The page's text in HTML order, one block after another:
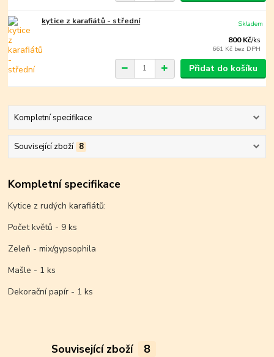
kytice z karafiátů - střední
800 Kč/ks
661 Kč bez DPH
Skladem
Přidat do košíku
Kompletní specifikace
Související zboží 8
Kompletní specifikace
Kytice z rudých karafiátů:
Počet květů - 9 ks
Zeleň - mix/gypsophila
Mašle - 1 ks
Dekorační papír - 1 ks
Související zboží 8